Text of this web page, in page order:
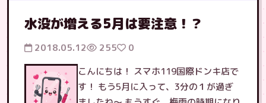
水没が増える5月は要注意！？
2018.05.12 255
0
こんにちは！ スマホ119国際ドンキ店で
す！ もう5月に入って、3分の１が過ぎ